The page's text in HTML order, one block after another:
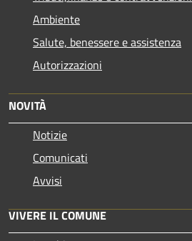
Ambiente
Salute, benessere e assistenza
Autorizzazioni
NOVITÀ
Notizie
Comunicati
Avvisi
VIVERE IL COMUNE